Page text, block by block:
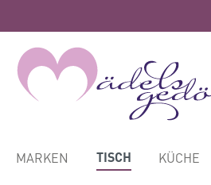
MARKEN TISCH KÜCHE